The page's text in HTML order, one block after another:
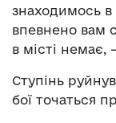
знаходимось в
впевнено вам
в місті немає,
Ступінь
бої точаться